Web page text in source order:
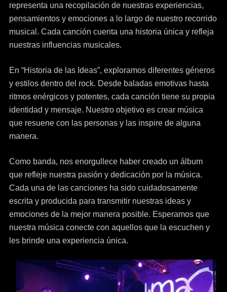
representa una recopilación de nuestras experiencias,
pensamientos y emociones a lo largo de nuestro recorrido
musical. Cada canción cuenta una historia única y refleja
nuestras influencias musicales.
En “Historia de las Ideas”, exploramos diferentes géneros
y estilos dentro del rock. Desde baladas emotivas hasta
ritmos enérgicos y potentes, cada canción tiene su propia
identidad y mensaje. Nuestro objetivo es crear música
que resuene con las personas y las inspire de alguna
manera.
Como banda, nos enorgullece haber creado un álbum
que refleje nuestra pasión y dedicación por la música.
Cada una de las canciones ha sido cuidadosamente
escrita y producida para transmitir nuestras ideas y
emociones de la mejor manera posible. Esperamos que
nuestra música conecte con aquellos que la escuchen y
les brinde una experiencia única.